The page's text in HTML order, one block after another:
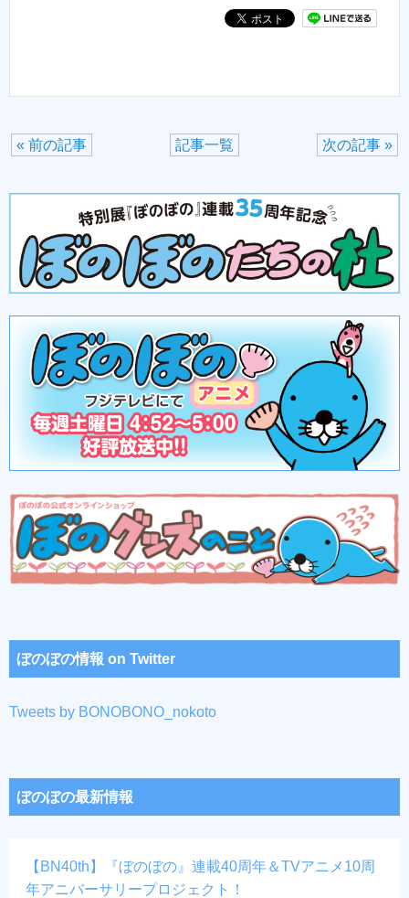
次の記事 »
記事一覧
« 前の記事
ぼのぼの情報 on Twitter
Tweets by BONOBONO_nokoto
ぼのぼの最新情報
【BN40th】『ぼのぼの』連載40周年＆TVアニメ10周
年アニバーサリープロジェクト！